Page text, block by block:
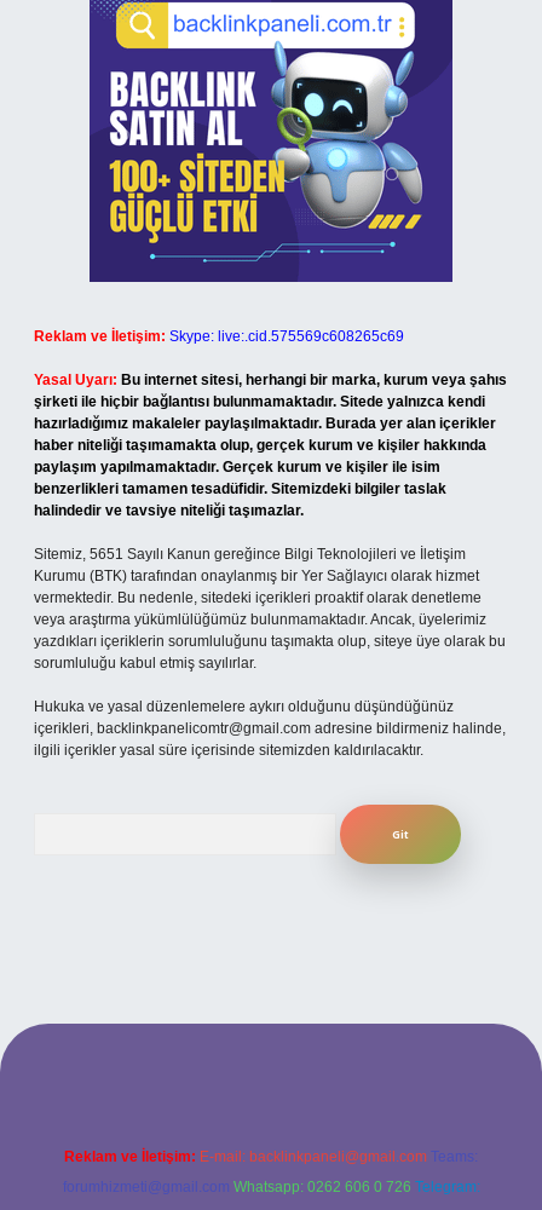
Reklam ve İletişim: Skype: live:.cid.575569c608265c69
Yasal Uyarı: Bu internet sitesi, herhangi bir marka, kurum veya şahıs
şirketi ile hiçbir bağlantısı bulunmamaktadır. Sitede yalnızca kendi
hazırladığımız makaleler paylaşılmaktadır. Burada yer alan içerikler
haber niteliği taşımamakta olup, gerçek kurum ve kişiler hakkında
paylaşım yapılmamaktadır. Gerçek kurum ve kişiler ile isim
benzerlikleri tamamen tesadüfidir. Sitemizdeki bilgiler taslak
halindedir ve tavsiye niteliği taşımazlar.
Sitemiz, 5651 Sayılı Kanun gereğince Bilgi Teknolojileri ve İletişim
Kurumu (BTK) tarafından onaylanmış bir Yer Sağlayıcı olarak hizmet
vermektedir. Bu nedenle, sitedeki içerikleri proaktif olarak denetleme
veya araştırma yükümlülüğümüz bulunmamaktadır. Ancak, üyelerimiz
yazdıkları içeriklerin sorumluluğunu taşımakta olup, siteye üye olarak bu
sorumluluğu kabul etmiş sayılırlar.
Hukuka ve yasal düzenlemelere aykırı olduğunu düşündüğünüz
içerikleri, backlinkpanelicomtr@gmail.com adresine bildirmeniz halinde,
ilgili içerikler yasal süre içerisinde sitemizden kaldırılacaktır.
betexper
Reklam ve İletişim: E-mail: backlinkpaneli@gmail.com Teams:
forumhizmeti@gmail.com Whatsapp: 0262 606 0 726 Telegram: